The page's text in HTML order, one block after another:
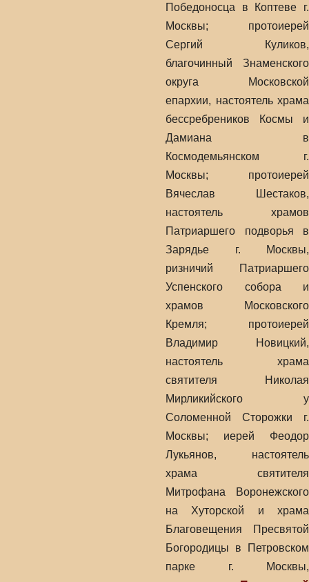
Победоносца в Коптеве г.
Москвы; протоиерей
Сергий Куликов,
благочинный Знаменского
округа Московской
епархии, настоятель храма
бессребреников Космы и
Дамиана в
Космодемьянском г.
Москвы; протоиерей
Вячеслав Шестаков,
настоятель храмов
Патриаршего подворья в
Зарядье г. Москвы,
ризничий Патриаршего
Успенского собора и
храмов Московского
Кремля; протоиерей
Владимир Новицкий,
настоятель храма
святителя Николая
Мирликийского у
Соломенной Сторожки г.
Москвы; иерей Феодор
Лукьянов, настоятель
храма святителя
Митрофана Воронежского
на Хуторской и храма
Благовещения Пресвятой
Богородицы в Петровском
парке г. Москвы,